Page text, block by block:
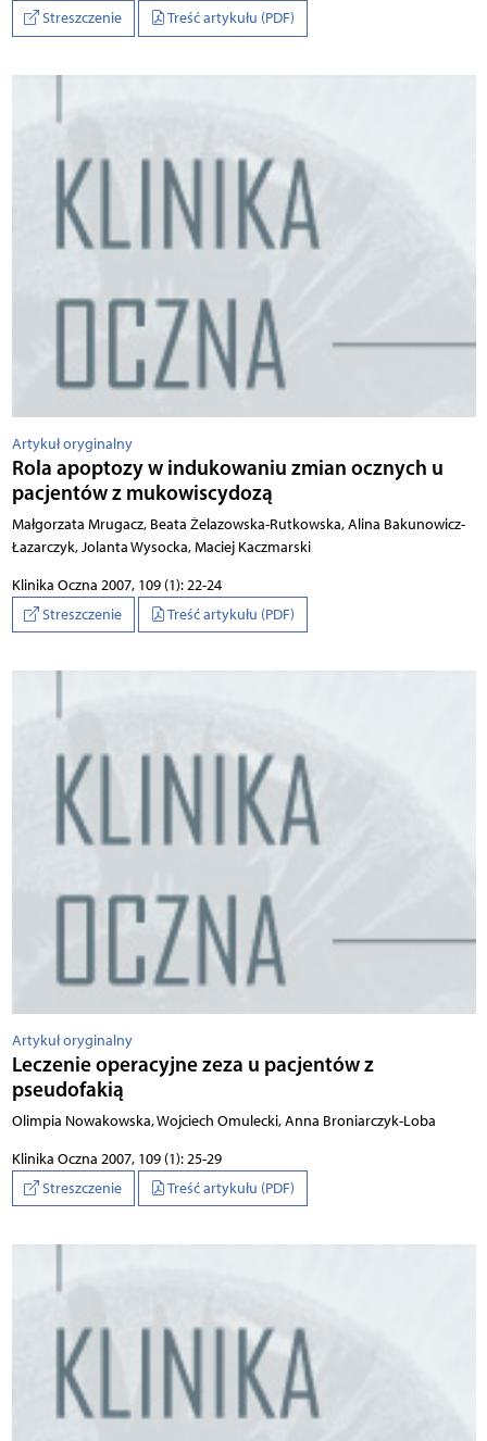
Streszczenie
Treść artykułu (PDF)
Artykuł oryginalny
Rola apoptozy w indukowaniu zmian ocznych u
pacjentów z mukowiscydozą
Małgorzata Mrugacz, Beata Żelazowska-Rutkowska, Alina Bakunowicz-
Łazarczyk, Jolanta Wysocka, Maciej Kaczmarski
Klinika Oczna 2007, 109 (1): 22-24
Streszczenie
Treść artykułu (PDF)
Artykuł oryginalny
Leczenie operacyjne zeza u pacjentów z
pseudofakią
Olimpia Nowakowska, Wojciech Omulecki, Anna Broniarczyk-Loba
Klinika Oczna 2007, 109 (1): 25-29
Streszczenie
Treść artykułu (PDF)